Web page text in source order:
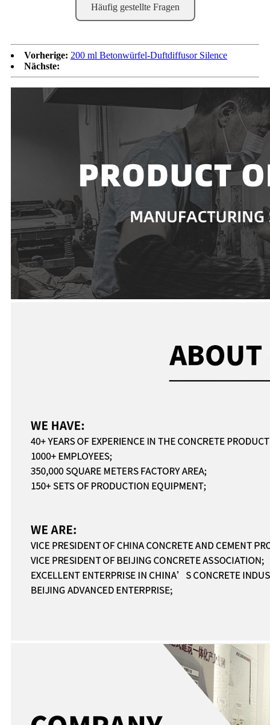
Häufig gestellte Fragen
Vorherige: 200 ml Betonwürfel-Duftdiffusor Silence
Nächste: